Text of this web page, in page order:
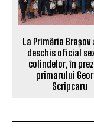
Analiza unui
pericol
POLITICA
VIDEO /
proxenetism:
STIREA ZILEI